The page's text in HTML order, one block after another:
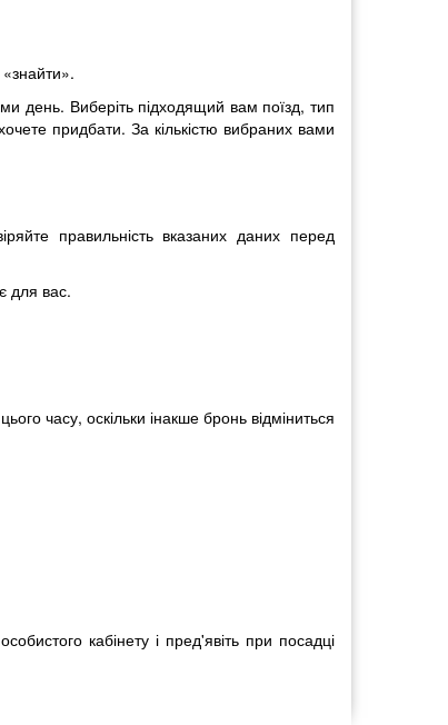
день. Виберіть підходящий вам поїзд, тип
придбати. За кількістю вибраних вами
правильність вказаних даних перед
для вас.
часу, оскільки інакше бронь відміниться
кабінету і пред'явіть при посадці